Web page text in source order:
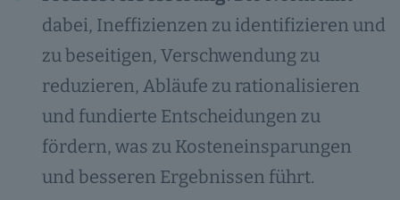
dabei, Ineffizienzen zu identifizieren und
zu beseitigen, Verschwendung zu
reduzieren, Abläufe zu rationalisieren
und fundierte Entscheidungen zu
fördern, was zu Kosteneinsparungen
und besseren Ergebnissen führt.